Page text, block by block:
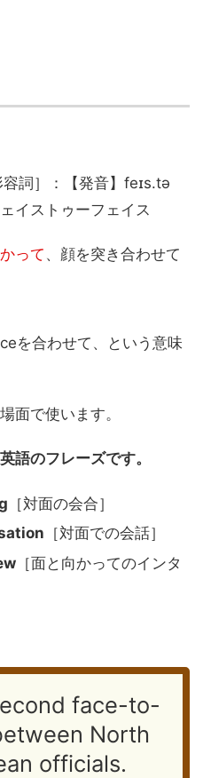
容詞］：【発音】feɪs.tə
イストゥーフェイス
って、顔を突き合わせて
を合わせて、という意味
面で使います。
語のフレーズです。
［対面の会合］
［対面での会話］
［面と向かってのインタ
face-to-
North
officials.